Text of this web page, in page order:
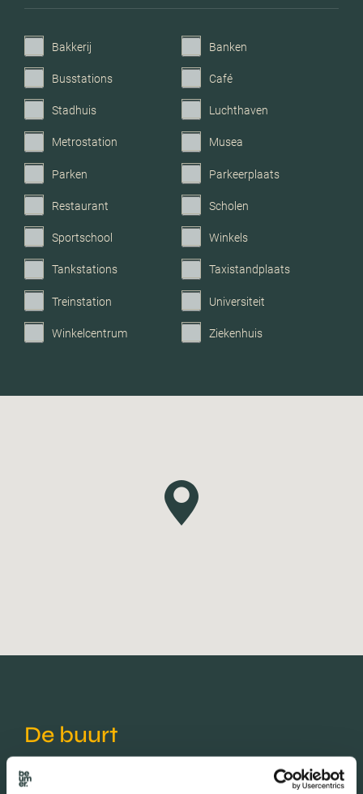
Bakkerij Banken
Busstations Café
Stadhuis Luchthaven
Metrostation Musea
Parken Parkeerplaats
Restaurant Scholen
Sportschool Winkels
Tankstations Taxistandplaats
Treinstation Universiteit
Winkelcentrum Ziekenhuis
De buurt